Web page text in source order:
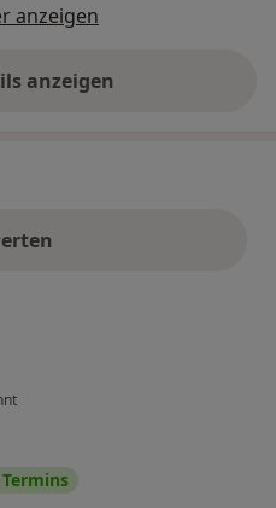
anzeigen
anzeigen
über die Adresse